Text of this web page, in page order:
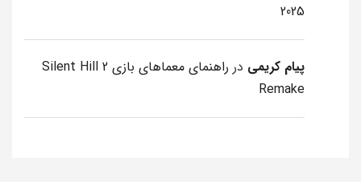
2025
پیام کریمی در
راهنمای معماهای بازی Silent Hill 2
Remake